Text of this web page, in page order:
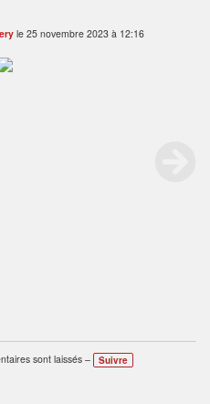
le 25 novembre 2023 à 12:16
sont laissés – Suivre